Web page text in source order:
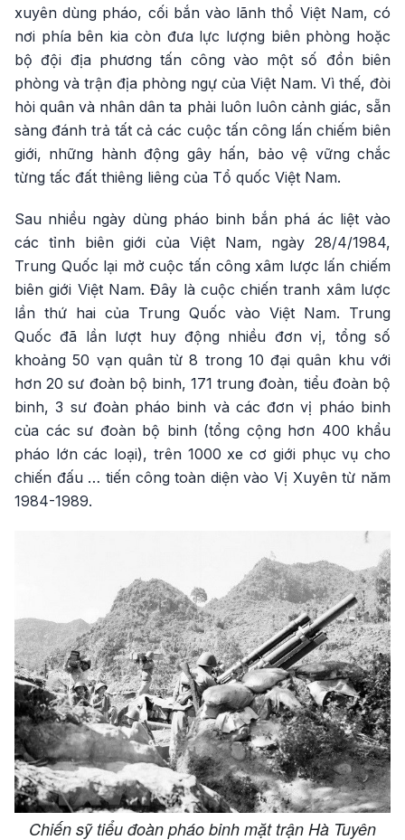
xuyên dùng pháo, cối bắn vào lãnh thổ Việt Nam, có
nơi phía bên kia còn đưa lực lượng biên phòng hoặc
bộ đội địa phương tấn công vào một số đồn biên
phòng và trận địa phòng ngự của Việt Nam. Vì thế, đòi
hỏi quân và nhân dân ta phải luôn luôn cảnh giác, sẵn
sàng đánh trả tất cả các cuộc tấn công lấn chiếm biên
giới, những hành động gây hấn, bảo vệ vững chắc
từng tấc đất thiêng liêng của Tổ quốc Việt Nam.
Sau nhiều ngày dùng pháo binh bắn phá ác liệt vào
các tỉnh biên giới của Việt Nam, ngày 28/4/1984,
Trung Quốc lại mở cuộc tấn công xâm lược lấn chiếm
biên giới Việt Nam. Đây là cuộc chiến tranh xâm lược
lần thứ hai của Trung Quốc vào Việt Nam. Trung
Quốc đã lần lượt huy động nhiều đơn vị, tổng số
khoảng 50 vạn quân từ 8 trong 10 đại quân khu với
hơn 20 sư đoàn bộ binh, 171 trung đoàn, tiểu đoàn bộ
binh, 3 sư đoàn pháo binh và các đơn vị pháo binh
của các sư đoàn bộ binh (tổng cộng hơn 400 khẩu
pháo lớn các loại), trên 1000 xe cơ giới phục vụ cho
chiến đấu … tiến công toàn diện vào Vị Xuyên từ năm
1984-1989.
Chiến sỹ tiểu đoàn pháo binh mặt trận Hà Tuyên